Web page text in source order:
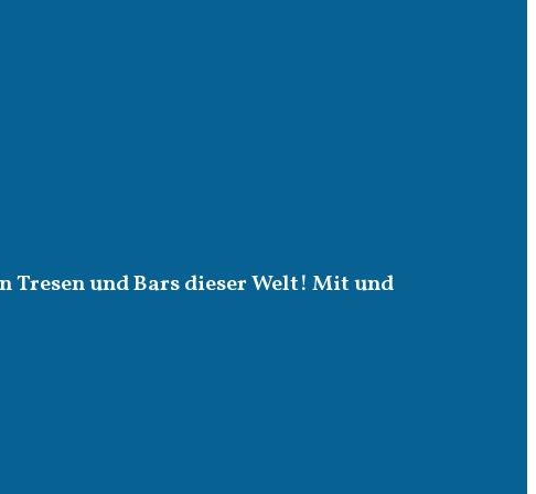
Tresen und Bars dieser Welt! Mit und